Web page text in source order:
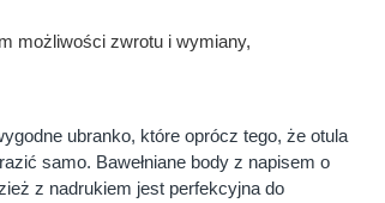
możliwości zwrotu i wymiany,
ubranko, które oprócz tego, że otula
samo. Bawełniane body z napisem o
z nadrukiem jest perfekcyjna do